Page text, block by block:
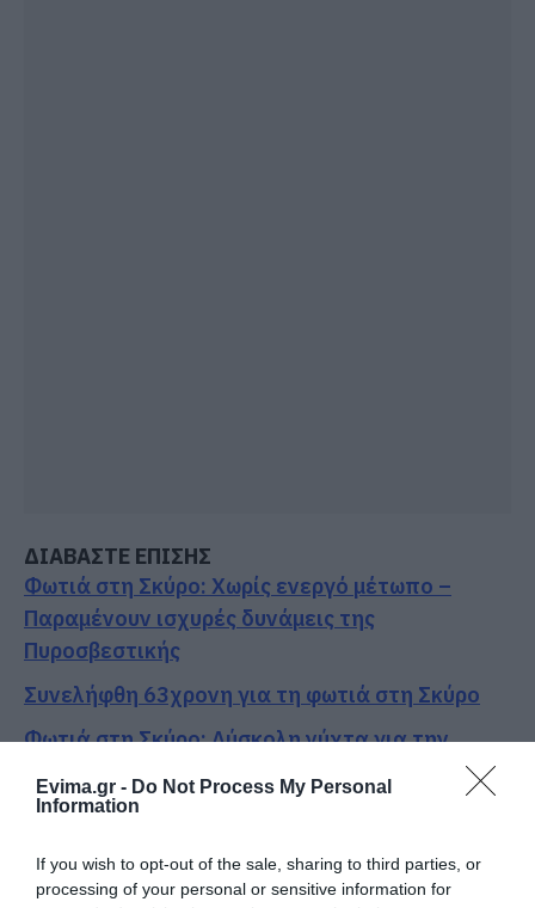
Evima.gr - Do Not Process My Personal
Information
If you wish to opt-out of the sale, sharing to third parties, or
processing of your personal or sensitive information for
ΔΙΑΒΑΣΤΕ ΕΠΙΣΗΣ
Φωτιά στη Σκύρο: Χωρίς ενεργό μέτωπο –
Παραμένουν ισχυρές δυνάμεις της
Πυροσβεστικής
Συνελήφθη 63χρονη για τη φωτιά στη Σκύρο
Φωτιά στη Σκύρο: Δύσκολη νύχτα για την
Σοκ στην Εύβοια με την κοπέλα που έπεσε από